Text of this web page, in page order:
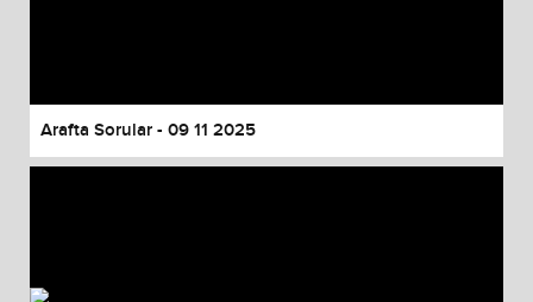
Arafta Sorular - 09 11 2025